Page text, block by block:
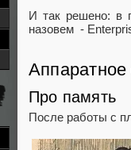
И так решено: в
назовем -
Аппаратное
Про память
После работы с